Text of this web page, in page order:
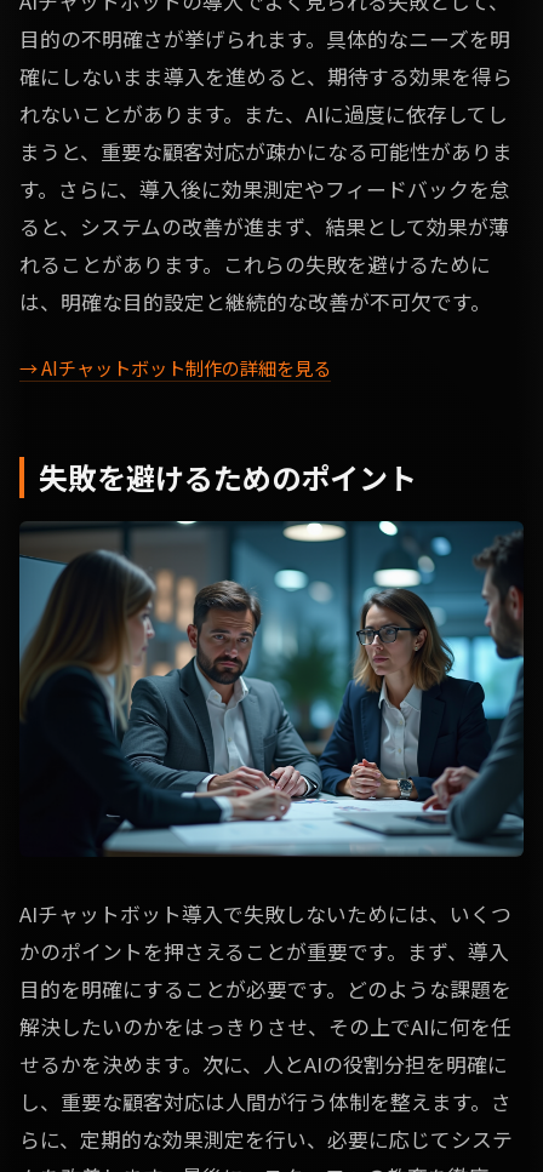
目的の不明確さが挙げられます。具体的なニーズを明
確にしないまま導入を進めると、期待する効果を得ら
れないことがあります。また、AIに過度に依存してし
まうと、重要な顧客対応が疎かになる可能性がありま
す。さらに、導入後に効果測定やフィードバックを怠
ると、システムの改善が進まず、結果として効果が薄
れることがあります。これらの失敗を避けるために
は、明確な目的設定と継続的な改善が不可欠です。
→ AIチャットボット制作の詳細を見る
失敗を避けるためのポイント
AIチャットボット導入で失敗しないためには、いくつ
かのポイントを押さえることが重要です。まず、導入
目的を明確にすることが必要です。どのような課題を
解決したいのかをはっきりさせ、その上でAIに何を任
せるかを決めます。次に、人とAIの役割分担を明確に
し、重要な顧客対応は人間が行う体制を整えます。さ
らに、定期的な効果測定を行い、必要に応じてシステ